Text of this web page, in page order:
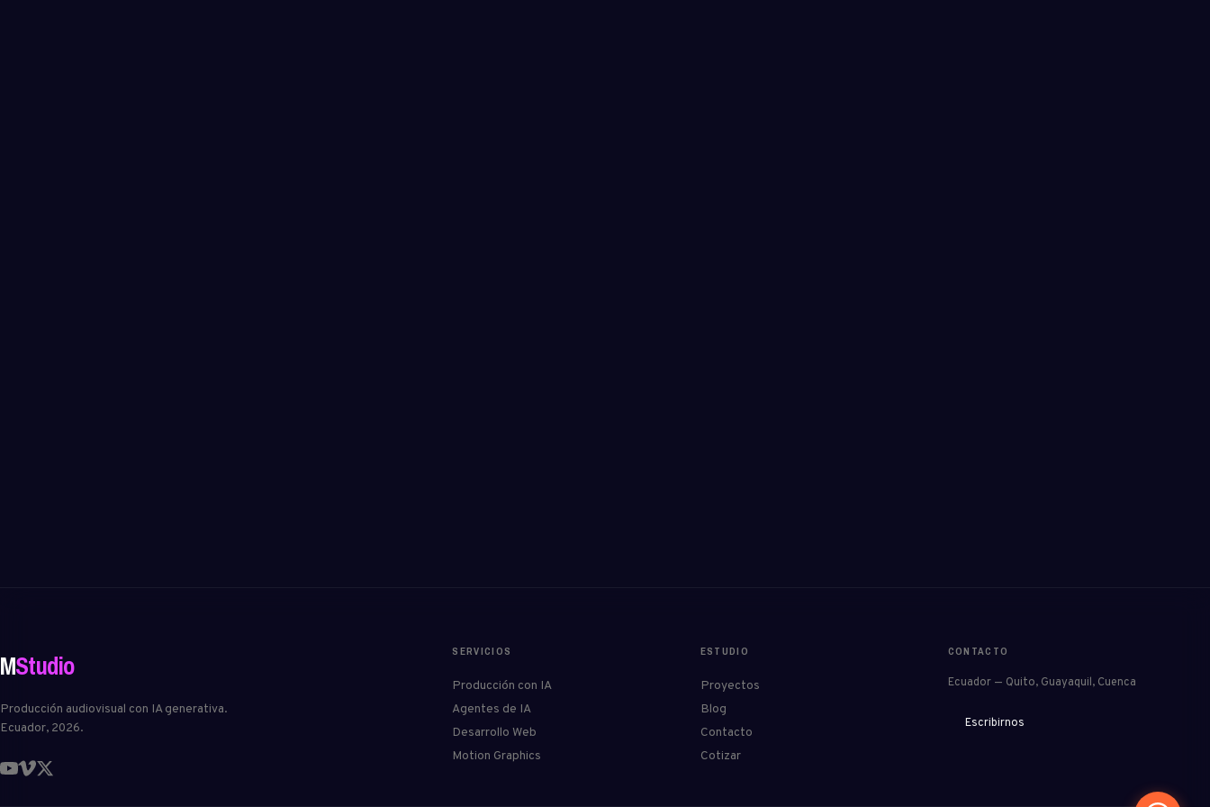
MStudio
Producción audiovisual con IA generativa.
Ecuador, 2026.
SERVICIOS
Producción con IA
Agentes de IA
Desarrollo Web
Motion Graphics
ESTUDIO
Proyectos
Blog
Contacto
Cotizar
CONTACTO
Ecuador — Quito, Guayaquil, Cuenca
Escribirnos